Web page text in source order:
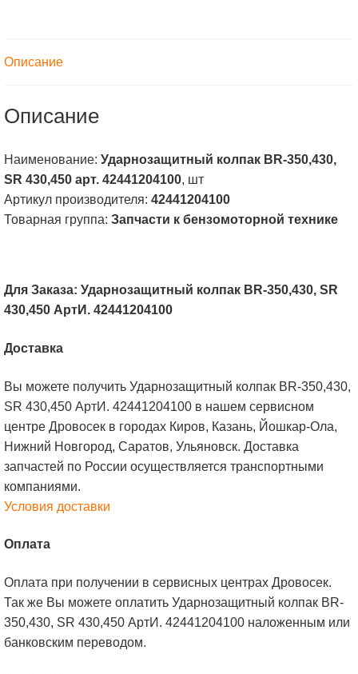
Описание
Описание
Наименование: Ударнозащитный колпак BR-350,430,
SR 430,450 арт. 42441204100, шт
Артикул производителя: 42441204100
Товарная группа: Запчасти к бензомоторной технике
Для Заказа: Ударнозащитный колпак BR-350,430, SR
430,450 АртИ. 42441204100
Доставка
Вы можете получить Ударнозащитный колпак BR-350,430,
SR 430,450 АртИ. 42441204100 в нашем сервисном
центре Дровосек в городах Киров, Казань, Йошкар-Ола,
Нижний Новгород, Саратов, Ульяновск. Доставка
запчастей по России осуществляется транспортными
компаниями.
Условия доставки
Оплата
Оплата при получении в сервисных центрах Дровосек.
Так же Вы можете оплатить Ударнозащитный колпак BR-
350,430, SR 430,450 АртИ. 42441204100 наложенным или
банковским переводом.